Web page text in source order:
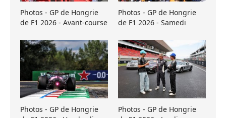
Photos - GP de Hongrie
de F1 2026 - Avant-course
Photos - GP de Hongrie
de F1 2026 - Samedi
Photos - GP de Hongrie
Photos - GP de Hongrie